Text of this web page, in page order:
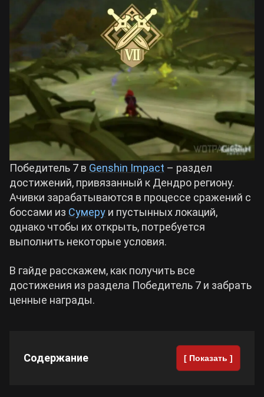
Crimson Desert
Zenless Zone Zero
Kingdom Come: Deliverance 2
Path of Exile 2
Wuthering Waves
Roblox
Cyberpunk 2077
Билды Arknights: Endfield
Билды Wuthering Waves
Билды Cyberpunk 2077
Билды Path of Exile 2
Победитель 7 в Genshin Impact – раздел
достижений, привязанный к Дендро региону.
Ачивки зарабатываются в процессе сражений с
боссами из Сумеру и пустынных локаций,
однако чтобы их открыть, потребуется
выполнить некоторые условия.
В гайде расскажем, как получить все
достижения из раздела Победитель 7 и забрать
ценные награды.
Содержание [ Показать ]